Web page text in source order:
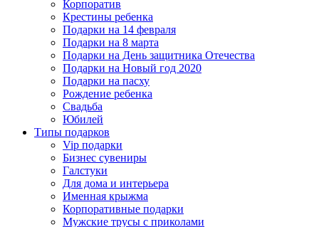
Корпоратив
Крестины ребенка
Подарки на 14 февраля
Подарки на 8 марта
Подарки на День защитника Отечества
Подарки на Новый год 2020
Подарки на пасху
Рождение ребенка
Свадьба
Юбилей
Типы подарков
Vip подарки
Бизнес сувениры
Галстуки
Для дома и интерьера
Именная крыжма
Корпоративные подарки
Мужские трусы с приколами